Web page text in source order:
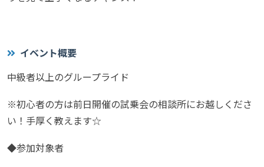
イベント概要
中級者以上のグループライド
※初心者の方は前日開催の試乗会の相談所にお越しくださ
い！手厚く教えます☆
◆参加対象者